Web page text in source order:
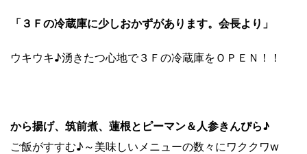
「３Ｆの冷蔵庫に少しおかずがあります。会長より」
ウキウキ♪湧きたつ心地で３Ｆの冷蔵庫をＯＰＥＮ！！
から揚げ、筑前煮、蓮根とピーマン＆人参きんぴら♪
ご飯がすすむ♪～美味しいメニューの数々にワククワw